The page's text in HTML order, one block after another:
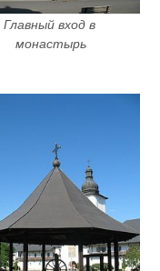
Главный вход в
монастырь